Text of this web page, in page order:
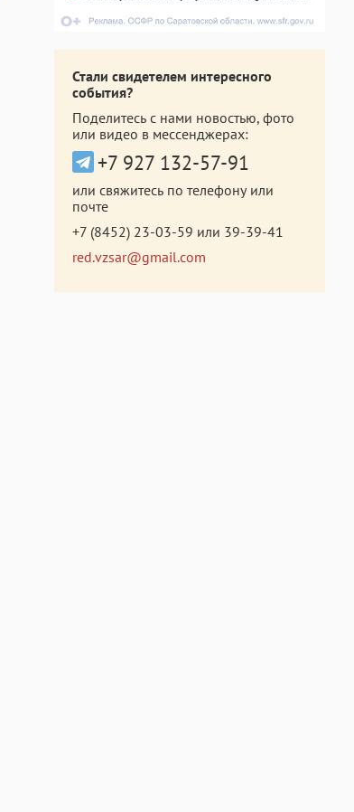
Стали свидетелем интересного
события?
Поделитесь с нами новостью, фото
или видео в мессенджерах:
+7 927 132-57-91
или свяжитесь по телефону или
почте
+7 (8452) 23-03-59 или 39-39-41
red.vzsar@gmail.com